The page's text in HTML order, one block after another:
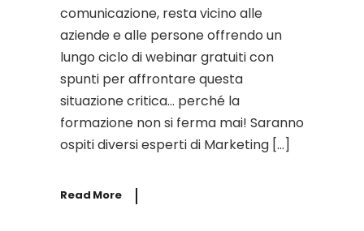
comunicazione, resta vicino alle
aziende e alle persone offrendo un
lungo ciclo di webinar gratuiti con
spunti per affrontare questa
situazione critica… perché la
formazione non si ferma mai! Saranno
ospiti diversi esperti di Marketing […]
Read More